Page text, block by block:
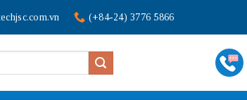
(+84-24) 3776 5866